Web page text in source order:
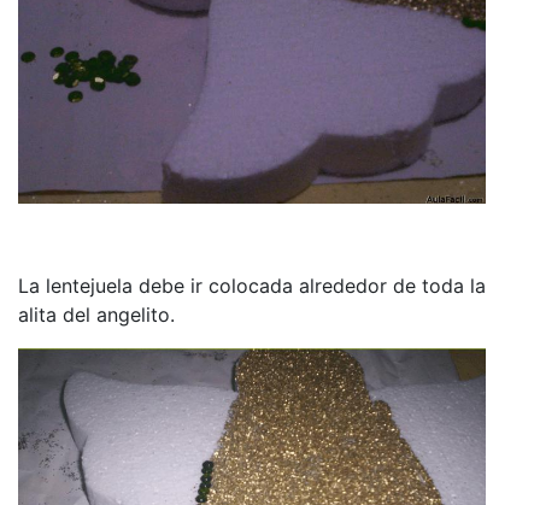
La lentejuela debe ir colocada alrededor de toda la
alita del angelito.